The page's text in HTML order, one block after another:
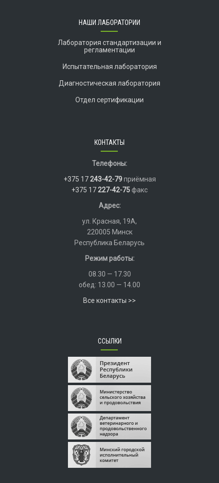
НАШИ ЛАБОРАТОРИИ
Лаборатория стандартизации и
регламентации
Испытательная лаборатория
Диагностическая лаборатория
Отдел сертификации
КОНТАКТЫ
Телефоны:
+375 17243-42-79приёмная
+375 17227-42-75факс
Адрес:
ул. Красная, 19А,
220005 Минск
Республика Беларусь
Режим работы:
08.30 — 17.30
обед: 13.00 — 14.00
Все контакты >>
ССЫЛКИ